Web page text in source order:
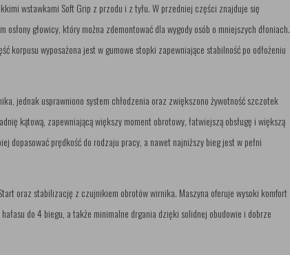
wstawkami Soft Grip z przodu i z tyłu. W przedniej części znajduje się
osłony głowicy, który można zdemontować dla wygody osób o mniejszych dłoniach.
korpusu wyposażona jest w gumowe stopki zapewniające stabilność po odłożeniu
jednak usprawniono system chłodzenia oraz zwiększono żywotność szczotek
kątową, zapewniającą większy moment obrotowy, łatwiejszą obsługę i większą
dopasować prędkość do rodzaju pracy, a nawet najniższy bieg jest w pełni
oraz stabilizację z czujnikiem obrotów wirnika. Maszyna oferuje wysoki komfort
do 4 biegu, a także minimalne drgania dzięki solidnej obudowie i dobrze